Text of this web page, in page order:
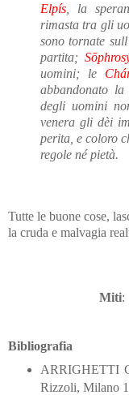
Elpís , la
rimasta tra gli
sono tornate
partita;
uomini; le
abbandonato
degli uomini
venera gli dèi
perita, e coloro
regole né pietà.
Tutte le buone cose,
la cruda e malvagia
Miti:
Bibliografia
ARRIGHETTI
Rizzoli, Milano